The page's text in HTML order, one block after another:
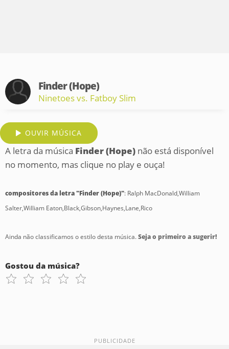
Finder (Hope)
Ninetoes vs. Fatboy Slim
OUVIR MÚSICA
A letra da música Finder (Hope) não está disponível
no momento, mas clique no play e ouça!
compositores da letra "Finder (Hope)": Ralph MacDonald,William
Salter,William Eaton,Black,Gibson,Haynes,Lane,Rico
Ainda não classificamos o estilo desta música.Seja o primeiro a sugerir!
Gostou da música?